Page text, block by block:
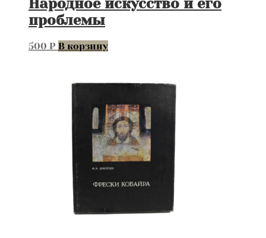
Народное искусство и его
проблемы
500 ₽ В корзину